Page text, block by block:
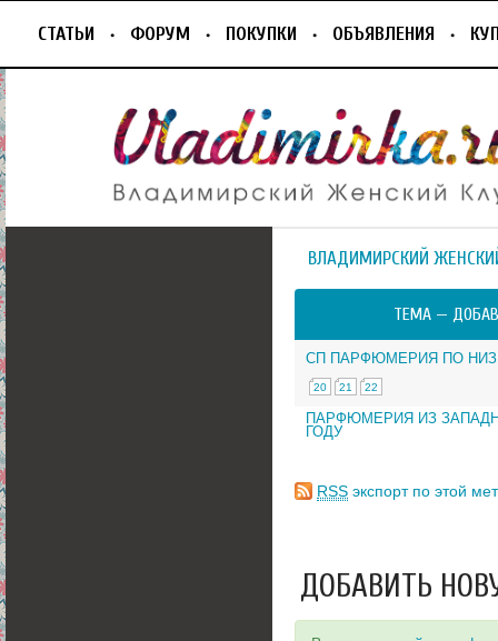
СТАТЬИ ФОРУМ ПОКУПКИ ОБЪЯВЛЕНИЯ
ВЛАДИМИРСКИЙ
ТЕМА —
СП ПАРФЮМЕРИЯ ПО
20 21 22
ПАРФЮМЕРИЯ ИЗ
ГОДУ
RSS экспорт по этой
ДОБАВИТЬ